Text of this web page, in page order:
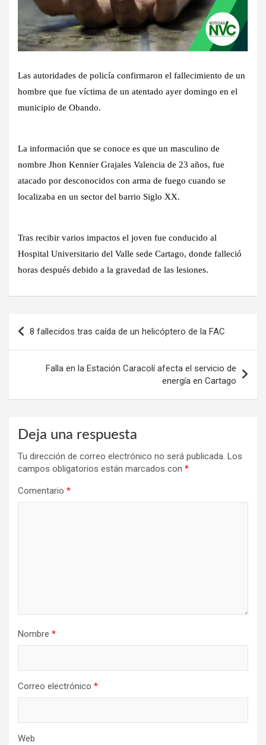
Las autoridades de policía confirmaron el fallecimiento de un
hombre que fue víctima de un atentado ayer domingo en el
municipio de Obando.
La información que se conoce es que un masculino de
nombre Jhon Kennier Grajales Valencia de 23 años, fue
atacado por desconocidos con arma de fuego cuando se
localizaba en un sector del barrio Siglo XX.
Tras recibir varios impactos el joven fue conducido al
Hospital Universitario del Valle sede Cartago, donde falleció
horas después debido a la gravedad de las lesiones.
8 fallecidos tras caída de un helicóptero de la FAC
Falla en la Estación Caracolí afecta el servicio de
energía en Cartago
Deja una respuesta
Tu dirección de correo electrónico no será publicada. Los
campos obligatorios están marcados con *
Comentario *
Nombre *
Correo electrónico *
Web